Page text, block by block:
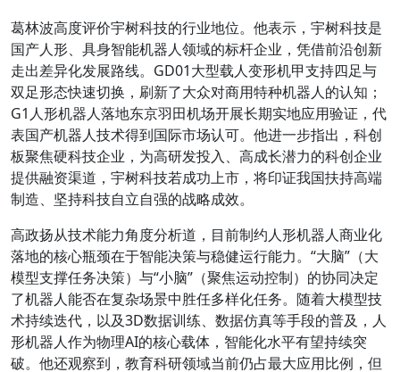
葛林波高度评价宇树科技的行业地位。他表示，宇树科技是
国产人形、具身智能机器人领域的标杆企业，凭借前沿创新
走出差异化发展路线。GD01大型载人变形机甲支持四足与
双足形态快速切换，刷新了大众对商用特种机器人的认知；
G1人形机器人落地东京羽田机场开展长期实地应用验证，代
表国产机器人技术得到国际市场认可。他进一步指出，科创
板聚焦硬科技企业，为高研发投入、高成长潜力的科创企业
提供融资渠道，宇树科技若成功上市，将印证我国扶持高端
制造、坚持科技自立自强的战略成效。
高政扬从技术能力角度分析道，目前制约人形机器人商业化
落地的核心瓶颈在于智能决策与稳健运行能力。“大脑”（大
模型支撑任务决策）与“小脑”（聚焦运动控制）的协同决定
了机器人能否在复杂场景中胜任多样化任务。随着大模型技
术持续迭代，以及3D数据训练、数据仿真等手段的普及，人
形机器人作为物理AI的核心载体，智能化水平有望持续突
破。他还观察到，教育科研领域当前仍占最大应用比例，但